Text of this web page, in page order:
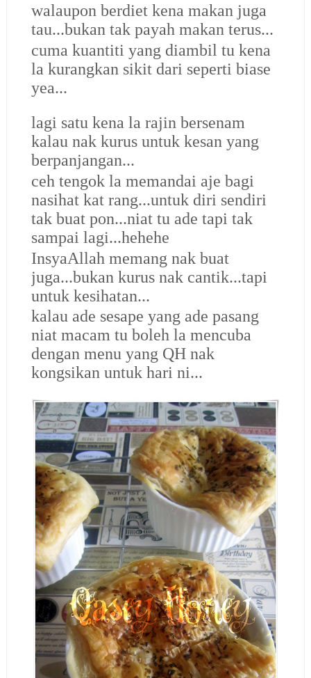
walaupon berdiet kena makan juga
tau...bukan tak payah makan terus...
cuma kuantiti yang diambil tu kena
la kurangkan sikit dari seperti biase
yea...
lagi satu kena la rajin bersenam
kalau nak kurus untuk kesan yang
berpanjangan...
ceh tengok la memandai aje bagi
nasihat kat rang...untuk diri sendiri
tak buat pon...niat tu ade tapi tak
sampai lagi...hehehe
InsyaAllah memang nak buat
juga...bukan kurus nak cantik...tapi
untuk kesihatan...
kalau ade sesape yang ade pasang
niat macam tu boleh la mencuba
dengan menu yang QH nak
kongsikan untuk hari ni...